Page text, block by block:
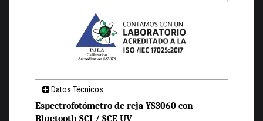
Datos Técnicos
Espectrofotómetro de reja YS3060 con
Bluetooth SCI / SCE UV